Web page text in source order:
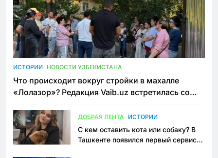
ИСТОРИИ НОВОСТИ УЗБЕКИСТАНА
Что происходит вокруг стройки в махалле
«Лолазор»? Редакция Vaib.uz встретилась со
ДОБРАЯ ЛЕНТА ИСТОРИИ
С кем оставить кота или собаку? В
Ташкенте появился первый сервис